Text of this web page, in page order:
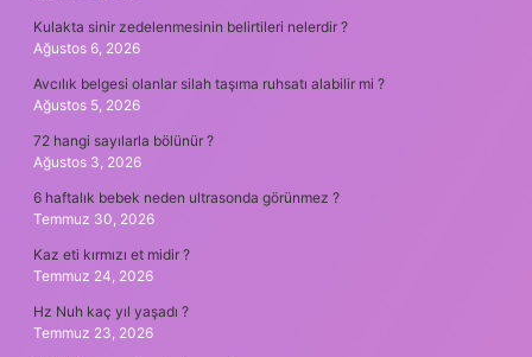
Kulakta sinir zedelenmesinin belirtileri nelerdir ?
Ağustos 6, 2026
Avcılık belgesi olanlar silah taşıma ruhsatı alabilir mi ?
Ağustos 5, 2026
72 hangi sayılarla bölünür ?
Ağustos 3, 2026
6 haftalık bebek neden ultrasonda görünmez ?
Temmuz 30, 2026
Kaz eti kırmızı et midir ?
Temmuz 24, 2026
Hz Nuh kaç yıl yaşadı ?
Temmuz 23, 2026